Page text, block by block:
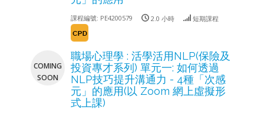
課程編號: PE4200579 2.0 小時 短期課程
COMING
SOON
職場心理學 : 活學活用NLP(保險及
投資專才系列) 單元一: 如何透過
NLP技巧提升溝通力 - 4種「次感
元」的應用(以 Zoom 網上虛擬形
式上課)